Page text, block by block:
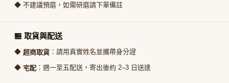
◆ 不建議預磨，如需研磨請下單備註
🏪 取貨與配送
◆ 超商取貨 ：請用真實姓名並攜帶身分證
◆ 宅配 ：週一至五配送，寄出後約 2–3 日送達